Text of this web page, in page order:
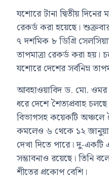
যশোরে টানা দ্বিতীয় দিনের
রেকর্ড করা হয়েছে।
৭ দশমিক ৮ ডিগ্রি
তাপমাত্রা রেকর্ড করা
যশোরে দেশের সর্বনিম্ন
আবহাওয়াবিদ ড. মো.
ধরে দেশে শৈত্যপ্রবাহ
বিভাগসহ কয়েকটি অঞ্চলে
কমলেও ৬ থেকে ১২
দেখা দিতে পারে। দু-একটি
সম্ভাবনাও রয়েছে। তিনি
শীতের প্রকোপ বেশি।